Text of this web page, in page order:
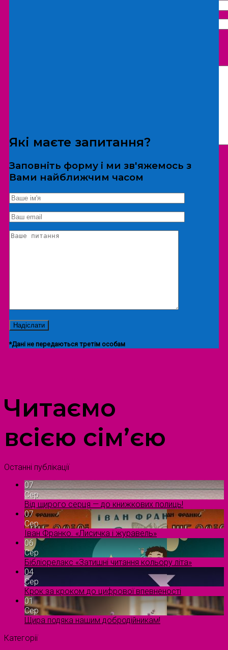
*Дані не передаються третім особам
Екскурсія/локація
Які маєте запитання?
Заповніть форму і ми зв'яжемось з
Вами найближчим часом
*Дані не передаються третім особам
Читаємо
всією сім’єю
Останні публікації
07
Сер
Від щирого серця — до книжкових полиць!
07
Сер
Іван Франко. «Лисичка і журавель»
06
Сер
Бібліорелакс «Затишні читання кольору літа»
04
Сер
Крок за кроком до цифрової впевненості
01
Сер
Щира подяка нашим добродійникам!
Категорії